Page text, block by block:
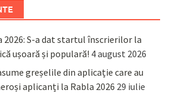
2026: S-a dat startul înscrierilor la
ușoară și populară! 4 august 2026
greșelile din aplicație care au
aplicanți la Rabla 2026 29 iulie